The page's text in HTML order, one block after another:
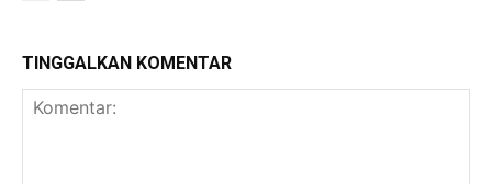
TINGGALKAN KOMENTAR